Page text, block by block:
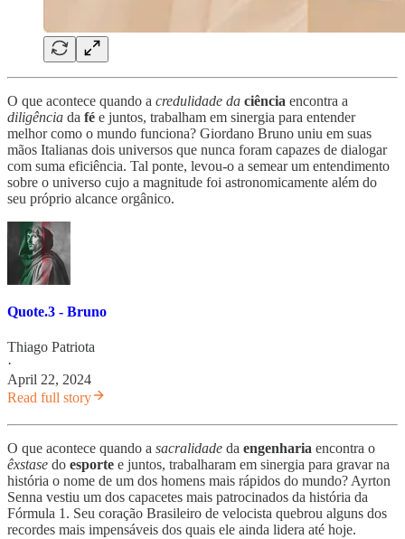
O que acontece quando a credulidade da ciência encontra a
diligência da fé e juntos, trabalham em sinergia para entender
melhor como o mundo funciona? Giordano Bruno uniu em suas
mãos Italianas dois universos que nunca foram capazes de dialogar
com suma eficiência. Tal ponte, levou-o a semear um entendimento
sobre o universo cujo a magnitude foi astronomicamente além do
seu próprio alcance orgânico.
Quote.3 - Bruno
Thiago Patriota
·
April 22, 2024
Read full story
O que acontece quando a sacralidade da engenharia encontra o
êxstase do esporte e juntos, trabalharam em sinergia para gravar na
história o nome de um dos homens mais rápidos do mundo? Ayrton
Senna vestiu um dos capacetes mais patrocinados da história da
Fórmula 1. Seu coração Brasileiro de velocista quebrou alguns dos
recordes mais impensáveis dos quais ele ainda lidera até hoje.